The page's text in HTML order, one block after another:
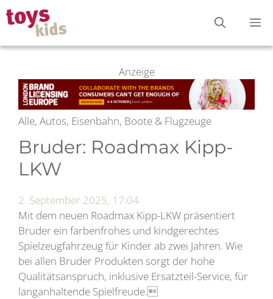
Zum
Inhalt
springen
Anzeige
Alle, Autos, Eisenbahn, Boote & Flugzeuge
Bruder: Roadmax Kipp-
LKW
2. September 2025, 17:04
Mit dem neuen Roadmax Kipp-LKW präsentiert
Bruder ein farbenfrohes und kindgerechtes
Spielzeugfahrzeug für Kinder ab zwei Jahren. Wie
bei allen Bruder Produkten sorgt der hohe
Qualitätsanspruch, inklusive Ersatzteil-Service, für
langanhaltende Spielfreude.